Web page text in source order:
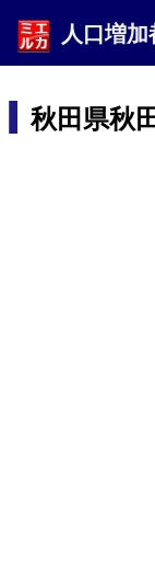
人口増加
秋田県秋